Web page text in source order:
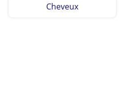
Cheveux